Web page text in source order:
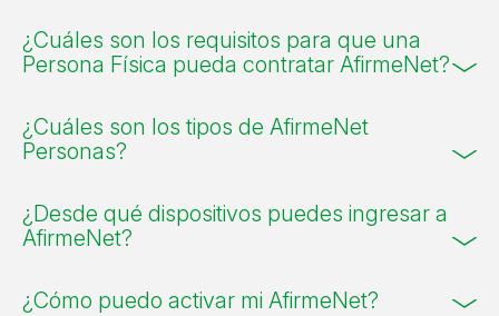
¿Cuáles son los requisitos para que una
Persona Física pueda contratar AfirmeNet?
¿Cuáles son los tipos de AfirmeNet
Personas?
¿Desde qué dispositivos puedes ingresar a
AfirmeNet?
¿Cómo puedo activar mi AfirmeNet?